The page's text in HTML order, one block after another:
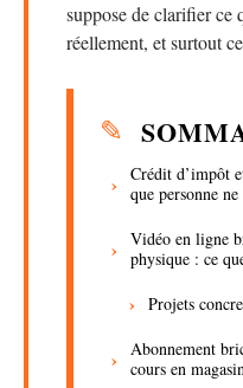
suppose de clarifier ce
réellement, et surtout
Crédit d’impôt
que personne
Vidéo en ligne
physique : ce
Projets
Abonnement
cours en magasin